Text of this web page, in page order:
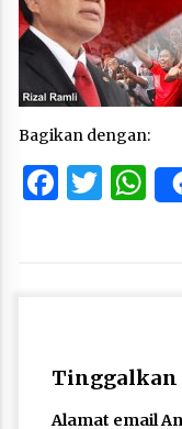
Bagikan dengan:
Tinggalkan
Alamat email